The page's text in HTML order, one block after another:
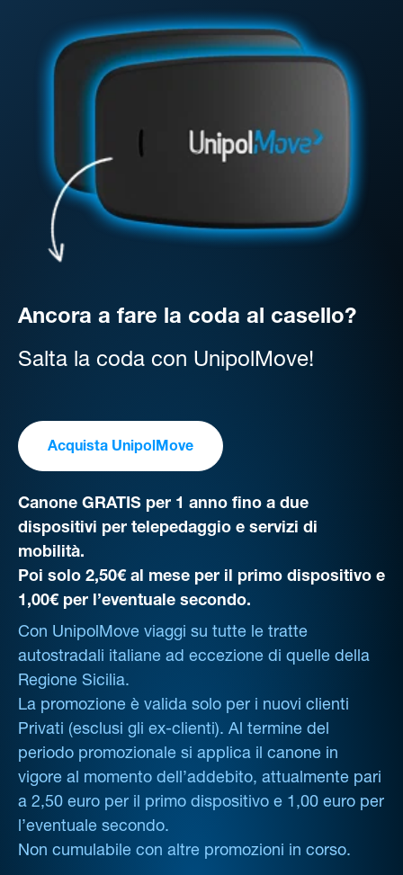
Ancora a fare la coda al casello?
Salta la coda con UnipolMove!
Acquista UnipolMove
Canone GRATIS per 1 anno fino a due
dispositivi per telepedaggio e servizi di
mobilità.
Poi solo 2,50€ al mese per il primo dispositivo e
1,00€ per l’eventuale secondo.
Con UnipolMove viaggi su tutte le tratte
autostradali italiane ad eccezione di quelle della
Regione Sicilia.
La promozione è valida solo per i nuovi clienti
Privati (esclusi gli ex-clienti). Al termine del
periodo promozionale si applica il canone in
vigore al momento dell’addebito, attualmente pari
a 2,50 euro per il primo dispositivo e 1,00 euro per
l’eventuale secondo.
Non cumulabile con altre promozioni in corso.